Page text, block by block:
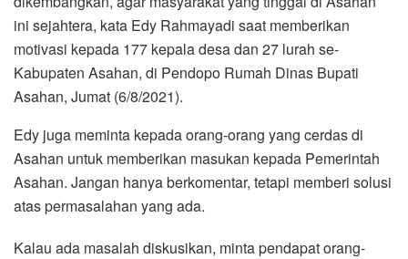
ini sejahtera, kata Edy Rahmayadi saat memberikan
motivasi kepada 177 kepala desa dan 27 lurah se-
Kabupaten Asahan, di Pendopo Rumah Dinas Bupati
Asahan, Jumat (6/8/2021).
Edy juga meminta kepada orang-orang yang cerdas di
Asahan untuk memberikan masukan kepada Pemerintah
Asahan. Jangan hanya berkomentar, tetapi memberi solusi
atas permasalahan yang ada.
Kalau ada masalah diskusikan, minta pendapat orang-